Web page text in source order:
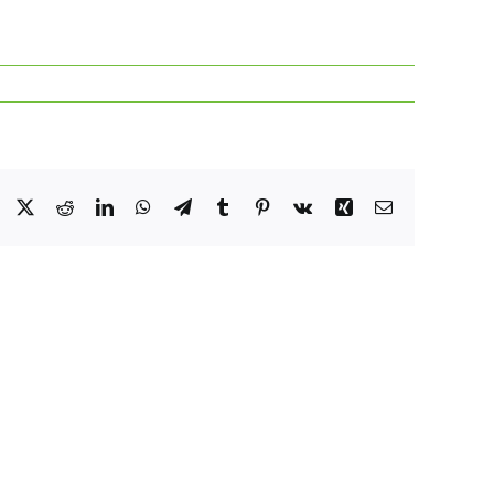
Facebook
X RedditLinkedInWhatsApp
TelegramTumblr Pinterest
Vk Xing Email